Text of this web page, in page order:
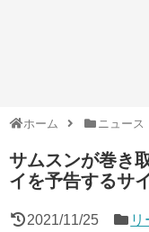
ホーム ニュース
サムスンが巻き
イを予告するサ
2021/11/25 リ